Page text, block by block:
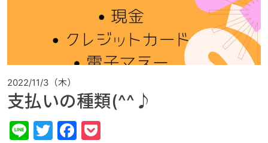
2022/11/3（木）
支払いの種類(^^♪
LineTwitterFacebook